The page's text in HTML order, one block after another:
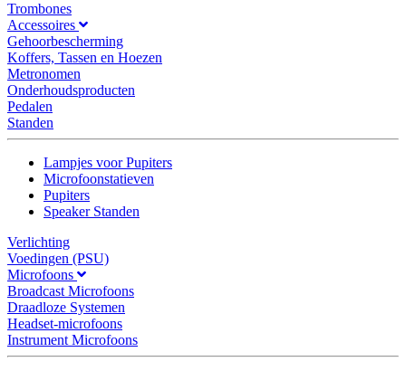
Trombones
Accessoires
Gehoorbescherming
Koffers, Tassen en Hoezen
Metronomen
Onderhoudsproducten
Pedalen
Standen
Lampjes voor Pupiters
Microfoonstatieven
Pupiters
Speaker Standen
Verlichting
Voedingen (PSU)
Microfoons
Broadcast Microfoons
Draadloze Systemen
Headset-microfoons
Instrument Microfoons